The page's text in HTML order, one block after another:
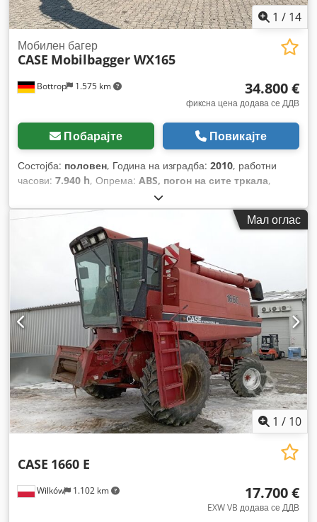
1 / 14
Bottrop 1.575 km
Мобилен багер
CASE Mobilbagger WX165
34.800 €
фиксна цена додава се ДДВ
Побарајте Повикајте
Состојба: половен, Година на изградба: 2010, работни
часови: 7.940 h, Опрема: ABS, погон на сите тркала,
Мал оглас
1 / 10
Wilków 1.102 km
CASE 1660 E
17.700 €
EXW VB додава се ДДВ